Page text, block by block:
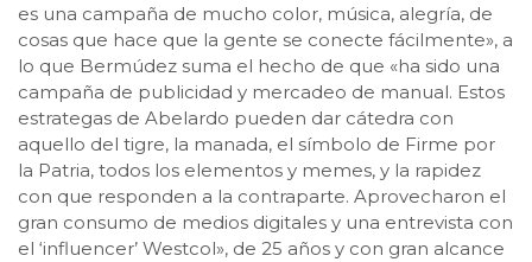
es una campaña de mucho color, música, alegría, de
cosas que hace que la gente se conecte fácilmente», a
lo que Bermúdez suma el hecho de que «ha sido una
campaña de publicidad y mercadeo de manual. Estos
estrategas de Abelardo pueden dar cátedra con
aquello del tigre, la manada, el símbolo de Firme por
la Patria, todos los elementos y memes, y la rapidez
con que responden a la contraparte. Aprovecharon el
gran consumo de medios digitales y una entrevista con
el ‘influencer’ Westcol», de 25 años y con gran alcance